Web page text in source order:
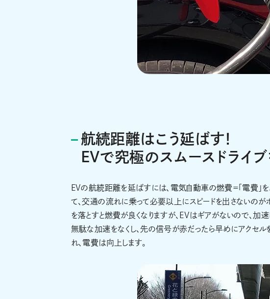
航続距離はこう延ばす！
EVで究極のスムースドライブ
EVの航続距離を延ばすには、電気自動車の燃費＝「電費」を
て、交通の流れに乗って必要以上にスピードを出さないの
を落とすと燃費が良くなりますが、EVはギアがないので、
無駄な加速をなくし、先の信号が赤だったら早めにアクセ
れ、電費は向上します。